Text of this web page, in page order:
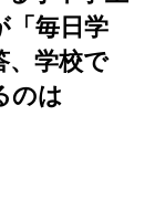
「毎日学
、学校で
のは